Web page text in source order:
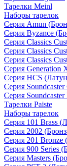
Тарелки Meinl
Наборы тарелок
Серия Amun
Серия Byzance
Серия Classics
Серия Classics
Серия Classics
Серия Generation
Серия HCS
Серия
Серия
Тарелки Paiste
Наборы тарелок
Серия 101 Brass
Серия 2002
Серия 201 Bronze
Серия 900 Series
Серия Masters